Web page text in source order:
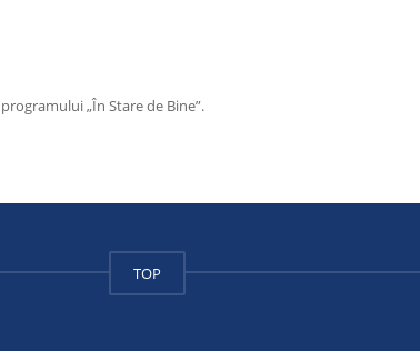
„În Stare de Bine”.
TOP